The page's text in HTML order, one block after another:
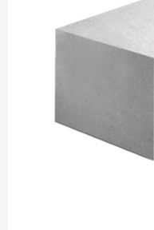
Газосиликат
Газобетон